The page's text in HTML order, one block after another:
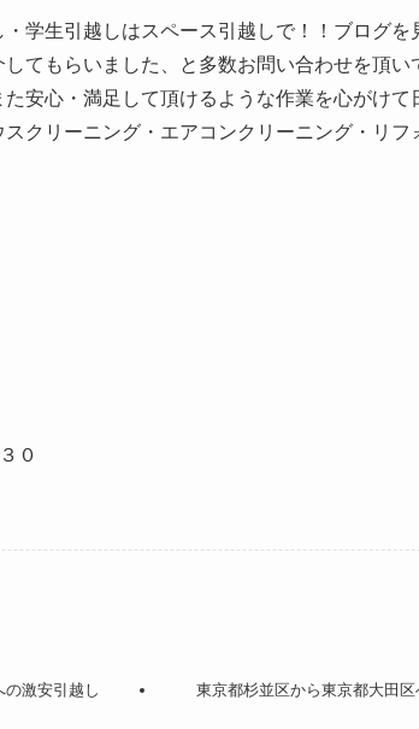
学生引越しはスペース引越しで！！ブログを
てもらいました、と多数お問い合わせを頂い
安心・満足して頂けるような作業を心がけて
クリーニング・エアコンクリーニング・リフ
０
激安引越し 東京都杉並区から東京都大田区